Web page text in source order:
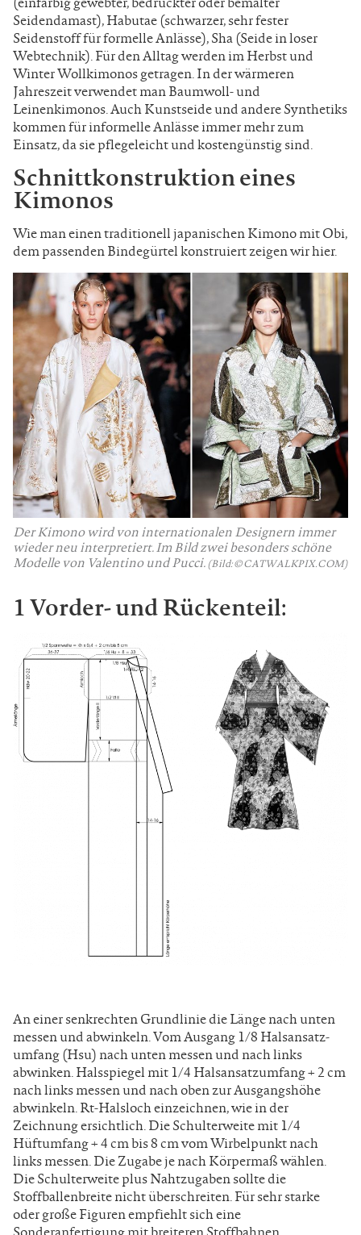
Seidendamast), Habutae (schwarzer, sehr fester
Seidenstoff für formelle Anlässe), Sha (Seide in loser
Webtechnik). Für den Alltag werden im Herbst und
Winter Wollkimonos getragen. In der wärmeren
Jahreszeit verwendet man Baumwoll- und
Leinenkimonos. Auch Kunstseide und andere Synthetiks
kommen für informelle Anlässe immer mehr zum
Einsatz, da sie pflegeleicht und kostengünstig sind.
Schnittkonstruktion eines
Kimonos
Wie man einen traditionell japanischen Kimono mit Obi,
dem passenden Bindegürtel konstruiert zeigen wir hier.
Der Kimono wird von internationalen Designern immer
wieder neu interpretiert. Im Bild zwei besonders schöne
Modelle von Valentino und Pucci. (Bild: © CATWALKPIX.COM)
1 Vorder- und Rückenteil:
An einer senkrechten Grundlinie die Länge nach unten
messen und abwinkeln. Vom Ausgang 1/8 Halsansatz­
umfang (Hsu) nach unten messen und nach links
abwinken. Halsspiegel mit 1/4 Halsansatzumfang + 2 cm
nach links messen und nach oben zur Ausgangshöhe
abwinkeln. Rt­-Halsloch einzeichnen, wie in der
Zeichnung ersichtlich. Die Schulterweite mit 1/4
Hüftumfang + 4 cm bis 8 cm vom Wirbelpunkt nach
links messen. Die Zugabe je nach Körper­maß wählen.
Die Schulterweite plus Nahtzugaben sollte die
Stoffballenbreite nicht überschreiten. Für sehr starke
oder große Figuren empfiehlt sich eine